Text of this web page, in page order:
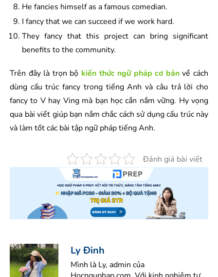
He fancies himself as a famous comedian.
I fancy that we can succeed if we work hard.
They fancy that this project can bring significant
benefits to the community.
Trên đây là trọn bộ kiến thức ngữ pháp cơ bảnvề cách
dùng cấu trúc fancy trong tiếng Anh và câu trả lời cho
fancy to V hay Ving mà bạn học cần nắm vững. Hy vọng
qua bài viết giúp bạn nắm chắc cách sử dụng cấu trúc này
và làm tốt các bài tập ngữ pháp tiếng Anh.
Đánh giá bài viết
Ly Đinh
Mình là Ly, admin của